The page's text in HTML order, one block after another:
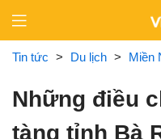
content
Tin tức > Du lịch > Miền
Những điều
tàng tỉnh Bà